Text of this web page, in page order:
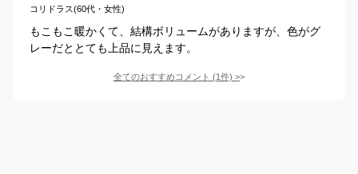
コリドラス(60代・女性)
もこもこ暖かくて、結構ボリュームがありますが、色がグ
レーだととても上品に見えます。
全てのおすすめコメント (1件) >